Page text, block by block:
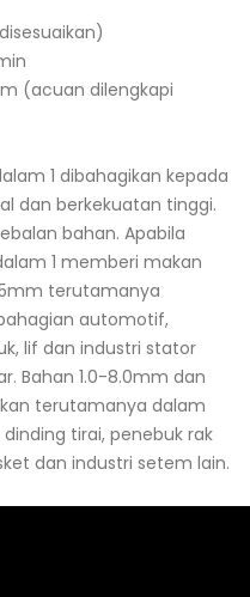
(acuan dilengkapi
1 dibahagikan kepada
dan berkekuatan tinggi.
bahan. Apabila
1 memberi makan
terutamanya
automotif,
lif dan industri stator
Bahan 1.0-8.0mm dan
terutamanya dalam
tirai, penebuk rak
dan industri setem lain.